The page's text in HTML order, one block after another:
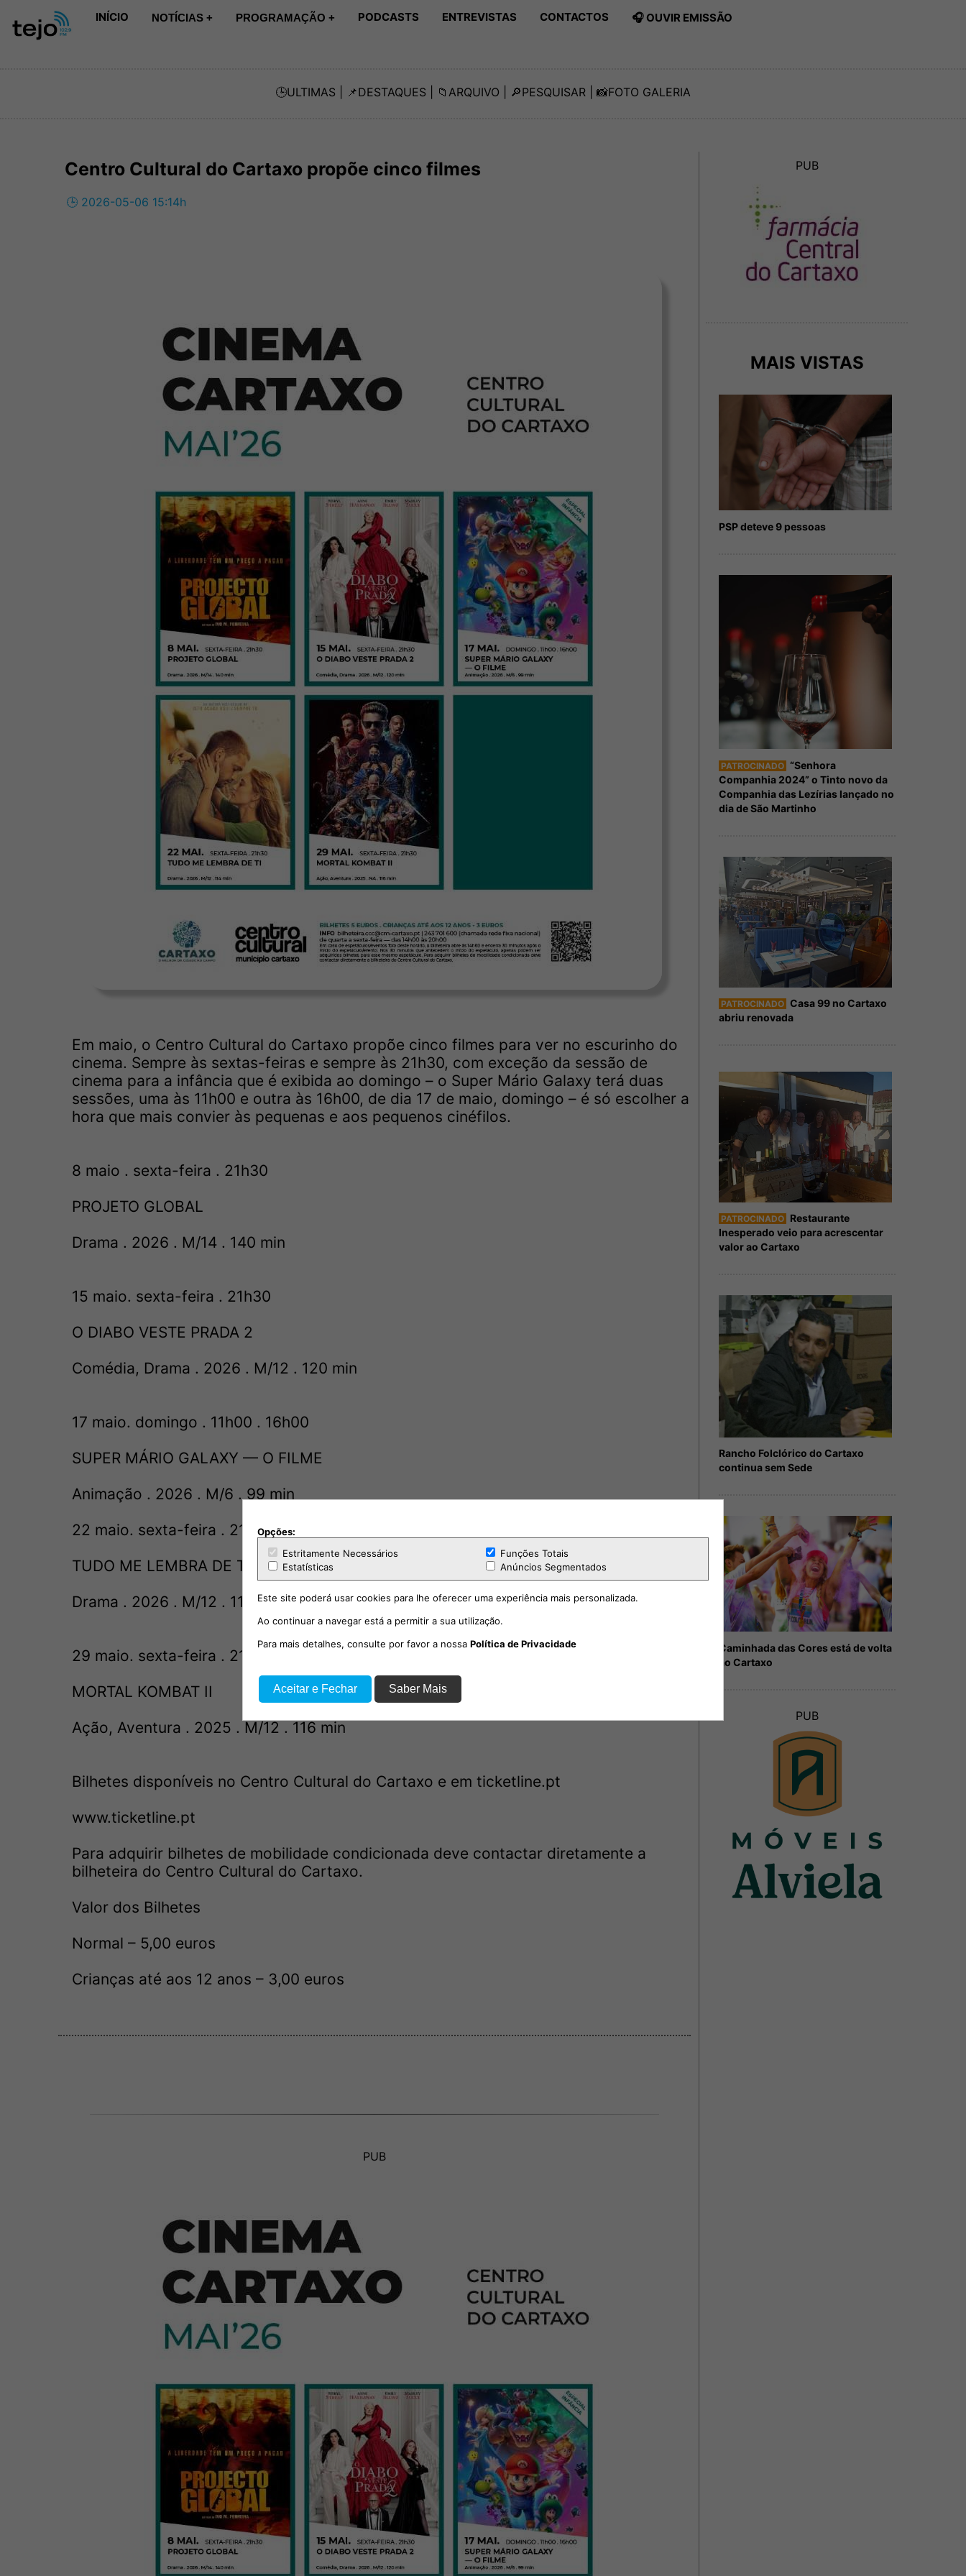
INÍCIO NOTÍCIAS + PROGRAMAÇÃO + PODCASTS ENTREVISTAS CONTACTOS 🎧 OUVIR EMISSÃO
🕒ULTIMAS | 📌DESTAQUES | 📁 ARQUIVO | 🔎PESQUISAR | 📸FOTO GALERIA
Centro Cultural do Cartaxo propõe cinco filmes
🕒 2026-05-06 15:14h
Em maio, o Centro Cultural do Cartaxo propõe cinco filmes para ver no escurinho do
cinema. Sempre às sextas-feiras e sempre às 21h30, com exceção da sessão de
cinema para a infância que é exibida ao domingo – o Super Mário Galaxy terá duas
sessões, uma às 11h00 e outra às 16h00, de dia 17 de maio, domingo – é só escolher a
hora que mais convier às pequenas e aos pequenos cinéfilos.
8 maio . sexta-feira . 21h30
PROJETO GLOBAL
Drama . 2026 . M/14 . 140 min
15 maio. sexta-feira . 21h30
O DIABO VESTE PRADA 2
Comédia, Drama . 2026 . M/12 . 120 min
17 maio. domingo . 11h00 . 16h00
SUPER MÁRIO GALAXY — O FILME
Animação . 2026 . M/6 . 99 min
22 maio. sexta-feira . 21h30
TUDO ME LEMBRA DE TI
Drama . 2026 . M/12 . 114 min
29 maio. sexta-feira . 21h30
MORTAL KOMBAT II
Ação, Aventura . 2025 . M/12 . 116 min
Bilhetes disponíveis no Centro Cultural do Cartaxo e em ticketline.pt
www.ticketline.pt
Para adquirir bilhetes de mobilidade condicionada deve contactar diretamente a
bilheteira do Centro Cultural do Cartaxo.
Valor dos Bilhetes
Normal – 5,00 euros
Crianças até aos 12 anos – 3,00 euros
PUB
PUB
MAIS VISTAS
PSP deteve 9 pessoas
PATROCINADO “Senhora
Companhia 2024” o Tinto novo da
Companhia das Lezírias lançado no
dia de São Martinho
PATROCINADO Casa 99 no Cartaxo
abriu renovada
PATROCINADO Restaurante
Inesperado veio para acrescentar
valor ao Cartaxo
Rancho Folclórico do Cartaxo
continua sem Sede
Caminhada das Cores está de volta
ao Cartaxo
PUB
Opções:
Estritamente Necessários
Funções Totais
Estatísticas
Anúncios Segmentados
Este site poderá usar cookies para lhe oferecer uma experiência mais personalizada.
Ao continuar a navegar está a permitir a sua utilização.
Para mais detalhes, consulte por favor a nossa Política de Privacidade
Aceitar e Fechar Saber Mais